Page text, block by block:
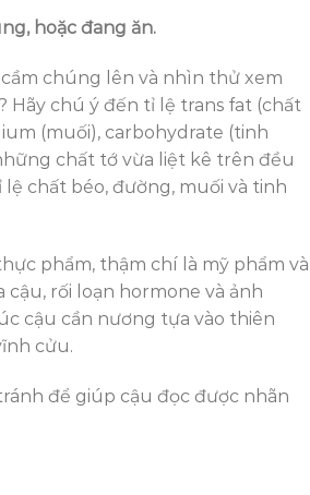
hoặc đang ăn.
chúng lên và nhìn thử xem
Hãy chú ý đến tỉ lệ trans fat (chất
(muối), carbohydrate (tinh
chất tớ vừa liệt kê trên đều
chất béo, đường, muối và tinh
phẩm, thậm chí là mỹ phẩm và
rối loạn hormone và ảnh
cậu cần nương tựa vào thiên
cửu.
để giúp cậu đọc được nhãn